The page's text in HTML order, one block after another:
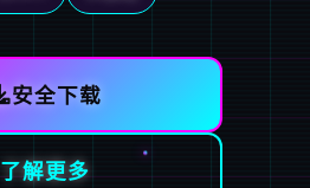
安全下载
了解更多